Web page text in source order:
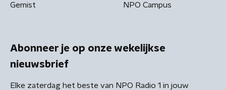
Gemist NPO Campus
Abonneer je op onze wekelijkse
nieuwsbrief
Elke zaterdag het beste van NPO Radio 1 in jouw